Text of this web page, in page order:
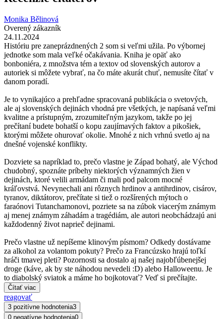
Monika Bělinová
Overený zákazník
24.11.2024
Históriu pre zaneprázdnených 2 som si veľmi užila. Po výbornej
jednotke som mala veľké očakávania. Kniha je opäť ako
bonboniéra, z množstva tém a textov od slovenských autorov a
autoriek si môžete vybrať, na čo máte akurát chuť, nemusíte čítať v
danom poradí.
Je to vynikajúco a prehľadne spracovaná publikácia o svetových,
ale aj slovenských dejinách vhodná pre všetkých, je napísaná veľmi
kvalitne a prístupným, zrozumiteľným jazykom, takže po jej
prečítaní budete bohatší o kopu zaujímavých faktov a pikošiek,
ktorými môžete ohurovať okolie. Mnohé z nich vrhnú svetlo aj na
dnešné vojenské konflikty.
Dozviete sa napríklad to, prečo vlastne je Západ bohatý, ale Východ
chudobný, spoznáte príbehy niektorých významných žien v
dejinách, ktoré velili armádam či mali pod palcom mocné
kráľovstvá. Nevynechali ani rôznych hrdinov a antihrdinov, cisárov,
tyranov, diktátorov, prečítate si tiež o rozšírených mýtoch o
faraónovi Tutanchamonovi, pozriete sa na zúbok viacerým známym
aj menej známym záhadám a tragédiám, ale autori neobchádzajú ani
každodenný život naprieč dejinami.
Prečo vlastne už nepíšeme klinovým písmom? Odkedy dostávame
za alkohol za volantom pokuty? Prečo za Francúzsko hrajú toľkí
hráči tmavej pleti? Pozornosti sa dostalo aj našej najobľúbenejšej
droge (káve, ak by ste náhodou nevedeli :D) alebo Halloweenu. Je
to diabolský sviatok a máme ho bojkotovať? Veď si prečítajte.
Čítať viac
reagovať
3 pozitívne hodnotenia3
0 negatívne hodnotenia0